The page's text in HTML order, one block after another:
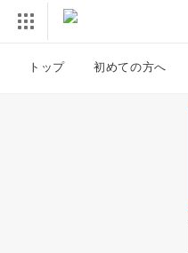
トップ 初めての方へ